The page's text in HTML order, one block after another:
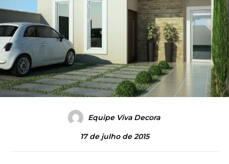
Equipe Viva Decora
17 de julho de 2015